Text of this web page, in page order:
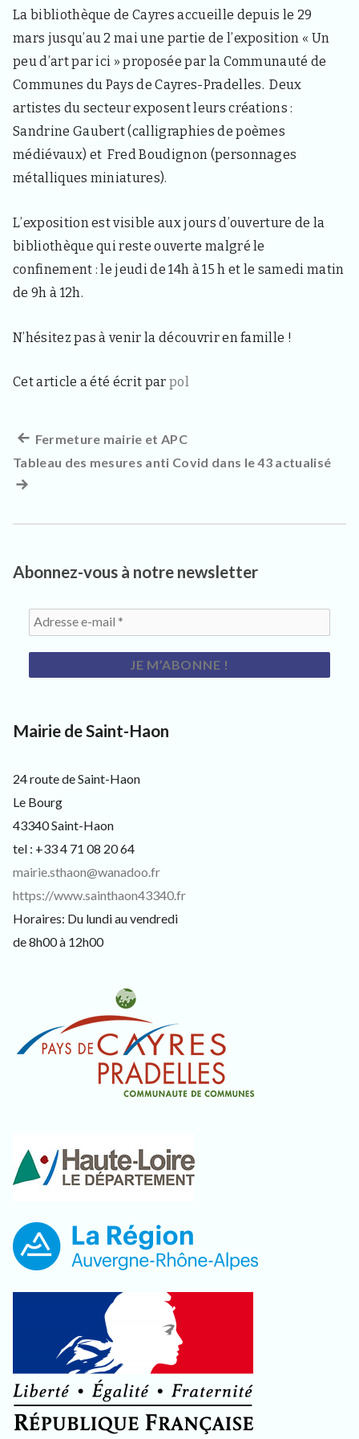
d
e
l
a
c
o
m
m
u
n
e
d
a
i
n
t
H
a
n
4
3
4
p
u
r
s
b
n
t
s
i
e
u
r
s
e
t
u
r
e
u
La bibliothèque de Cayres accueille depuis le 29
mars jusqu’au 2 mai une partie de l’exposition « Un
peu d’art par ici » proposée par la Communauté de
Communes du Pays de Cayres-Pradelles. Deux
artistes du secteur exposent leurs créations :
Sandrine Gaubert (calligraphies de poèmes
médiévaux) et Fred Boudignon (personnages
métalliques miniatures).
L’exposition est visible aux jours d’ouverture de la
bibliothèque qui reste ouverte malgré le
confinement : le jeudi de 14h à 15 h et le samedi matin
de 9h à 12h.
N’hésitez pas à venir la découvrir en famille !
Cet article a été écrit par pol
Navigation
de
Article
précédent :
Fermeture mairie et APC
Tableau des mesures anti Covid dans le 43 actualisé
Abonnez-vous à notre newsletter
Mairie de Saint-Haon
24 route de Saint-Haon
Le Bourg
43340 Saint-Haon
tel : +33 4 71 08 20 64
mairie.sthaon@wanadoo.fr
https://www.sainthaon43340.fr
Horaires: Du lundi au vendredi
de 8h00 à 12h00